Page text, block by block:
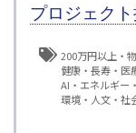
プロジェク
200万円以上
健康・長寿
医
AI
エネルギー
環境
人文・社